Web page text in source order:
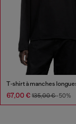
67,00 € 135,00 €-50%